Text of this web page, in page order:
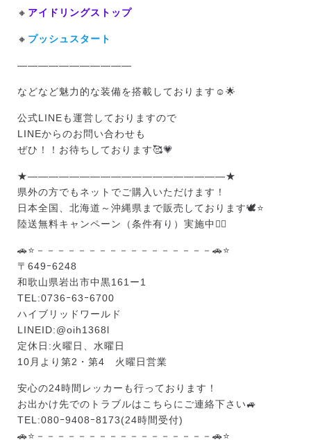
🔸 アイドリングストップ
🔸 プッシュスタート
———————————
などなど魅力的な装備を搭載しております☺️🌟
公式LINEも運営しておりますので
LINEからのお問い合わせも
ぜひ！！お待ちしております🥰💗
★———————————————————★
県外の方でもネットでご購入いただけます！
日本全国、北海道～沖縄県まで販売しております🕊️⭐
陸送無料キャンペーン（条件有り）実施中❤️‍🔥
🚗⭐－－－－－－－－－－－－－－－－－🚗⭐
〒649ｰ6248
和歌山県岩出市中黒161ー1
TEL:0736ｰ63ｰ6700
ハイブリッドワールド
LINEID:@oih1368l
定休日:火曜日、水曜日
10月より第2・第4 火曜日営業
安心の24時間レッカーも行っております！
お出かけ先でのトラブルはこちらにご連絡下さい🚙
TEL:080ｰ9408ｰ8173(24時間受付)
🚗⭐－－－－－－－－－－－－－－－－－🚗⭐